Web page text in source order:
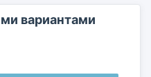
вариантами